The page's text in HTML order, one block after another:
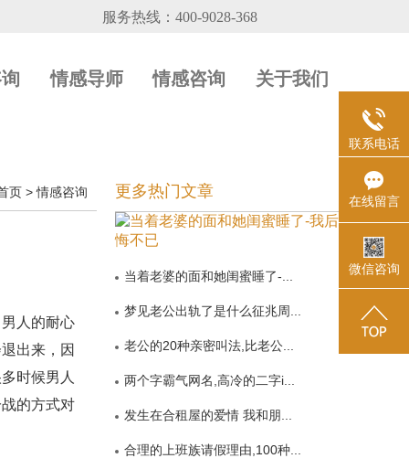
情感导师 情感咨询 关于我们
页 > 情感咨询
人的耐心
出来，因
时候男人
的方式对
更多热门文章
当着老婆的面和她闺蜜睡了-...
梦见老公出轨了是什么征兆周...
老公的20种亲密叫法,比老公...
两个字霸气网名,高冷的二字i...
发生在合租屋的爱情 我和朋...
合理的上班族请假理由,100种...
联系电话
在线留言
微信咨询